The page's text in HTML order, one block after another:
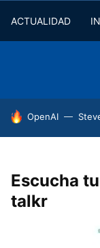
ACTUALIDAD
HOY SE HABLA
OpenAI
Escucha
talkr